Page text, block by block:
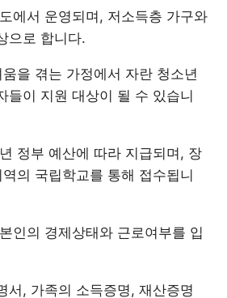
에서 운영되며, 저소득층 가구와
으로 합니다.
을 겪는 가정에서 자란 청소년
들이 지원 대상이 될 수 있습니
정부 예산에 따라 지급되며, 장
의 국립학교를 통해 접수됩니
인의 경제상태와 근로여부를 입
서, 가족의 소득증명, 재산증명